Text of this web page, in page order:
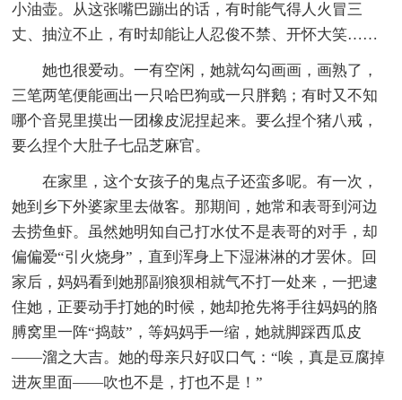
小油壶。从这张嘴巴蹦出的话，有时能气得人火冒三
丈、抽泣不止，有时却能让人忍俊不禁、开怀大笑……
她也很爱动。一有空闲，她就勾勾画画，画熟了，
三笔两笔便能画出一只哈巴狗或一只胖鹅；有时又不知
哪个音晃里摸出一团橡皮泥捏起来。要么捏个猪八戒，
要么捏个大肚子七品芝麻官。
在家里，这个女孩子的鬼点子还蛮多呢。有一次，
她到乡下外婆家里去做客。那期间，她常和表哥到河边
去捞鱼虾。虽然她明知自己打水仗不是表哥的对手，却
偏偏爱“引火烧身”，直到浑身上下湿淋淋的才罢休。回
家后，妈妈看到她那副狼狈相就气不打一处来，一把逮
住她，正要动手打她的时候，她却抢先将手往妈妈的胳
膊窝里一阵“捣鼓”，等妈妈手一缩，她就脚踩西瓜皮
——溜之大吉。她的母亲只好叹口气：“唉，真是豆腐掉
进灰里面——吹也不是，打也不是！”